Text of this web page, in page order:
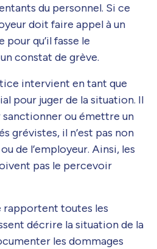
du personnel. Si ce
doit faire appel à un
qu’il fasse le
constat de grève.
intervient en tant que
pour juger de la situation. Il
sanctionner ou émettre un
grévistes, il n’est pas non
de l’employeur. Ainsi, les
pas le percevoir
rapportent toutes les
décrire la situation de la
les dommages